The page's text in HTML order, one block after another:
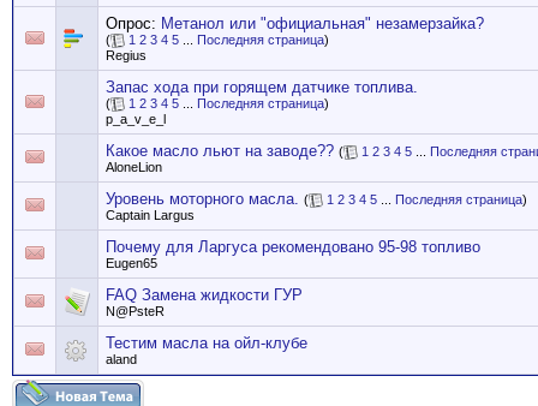
Опрос: Метанол или "официальная" незамерзайка?
( 1 2 3 4 5 Последняя страница)
Regius
Запас хода при горящем датчике топлива.
( 1 2 3 4 5 Последняя страница)
p_a_v_e_l
Какое масло льют на заводе?? ( 1 2 3 4 5
Последняя
AloneLion
Уровень моторного масла. ( 1 2 3 4 5 Последняя страница)
Captain Largus
Почему для Ларгуса рекомендовано 95-98 топливо
Eugen65
FAQ Замена жидкости ГУР
N@PsteR
Тестим масла на ойл-клубе
aland